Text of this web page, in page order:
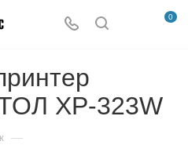
0
XP-323W
—